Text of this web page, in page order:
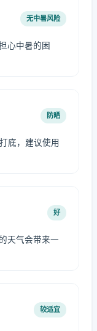
无中暑风险
心中暑的困
防晒
底，建议使用
好
天气会带来一
较适宜